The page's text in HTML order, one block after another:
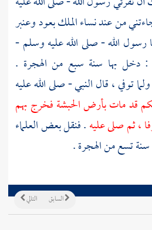
من عند نساء الملك بعود وعنبر
رسول الله - صلى الله عليه وسلم -
: دخل بها سنة سبع من الهجرة .
توفي ، قال النبي - صلى الله عليه
قد مات بأرضالحبشةفخرج بهم
، ثم صلى عليه. فنقل بعض العلماء
تسع من الهجرة .
التالي السابق